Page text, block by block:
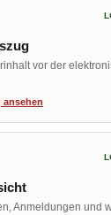
vor der
Anmeldungen und